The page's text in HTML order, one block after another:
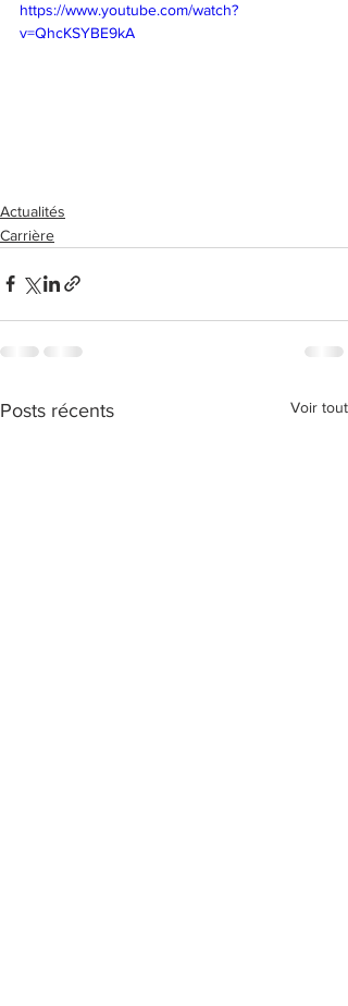
https://www.youtube.com/watch?
v=QhcKSYBE9kA
Actualités
Carrière
Posts récents Voir tout